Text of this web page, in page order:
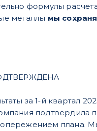
формулы
металлы мы
за 1-й квартал
подтвердила
опережением